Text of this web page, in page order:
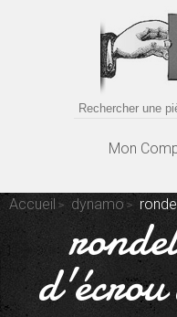
Mon
Accueil
dynamo